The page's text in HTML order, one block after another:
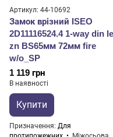
Артикул: 44-10692
Замок врізний ISEO
2D11116524.4 1-way din
zn BS65мм 72мм fire
w/o_SP
1 119 грн
В наявності
Купити
Призначення Для